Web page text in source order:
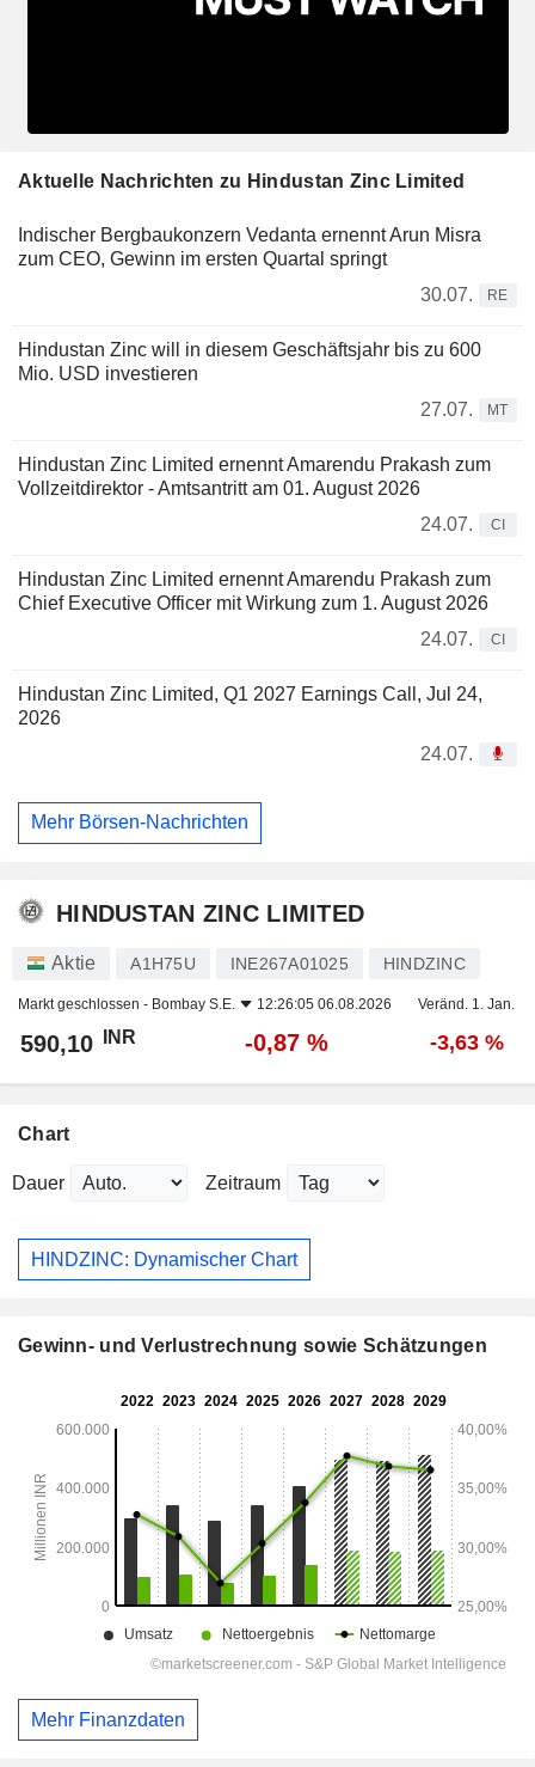
Aktuelle Nachrichten zu Hindustan Zinc Limited
Indischer Bergbaukonzern Vedanta ernennt Arun Misra
zum CEO, Gewinn im ersten Quartal springt
30.07.
RE
Hindustan Zinc will in diesem Geschäftsjahr bis zu 600
Mio. USD investieren
27.07.
MT
Hindustan Zinc Limited ernennt Amarendu Prakash zum
Vollzeitdirektor - Amtsantritt am 01. August 2026
24.07.
CI
Hindustan Zinc Limited ernennt Amarendu Prakash zum
Chief Executive Officer mit Wirkung zum 1. August 2026
24.07.
CI
Hindustan Zinc Limited, Q1 2027 Earnings Call, Jul 24,
2026
24.07.
Mehr Börsen-Nachrichten
HINDUSTAN ZINC LIMITED
Aktie A1H75U INE267A01025 HINDZINC
Markt geschlossen - Bombay S.E. 12:26:05 06.08.2026 Veränd. 1. Jan.
590,10 INR -0,87 % -3,63 %
Chart
Dauer Zeitraum
HINDZINC: Dynamischer Chart
Gewinn- und Verlustrechnung sowie Schätzungen
Mehr Finanzdaten